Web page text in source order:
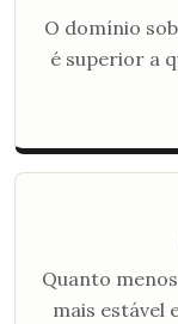
O domínio
é superior a
Quanto
mais estável